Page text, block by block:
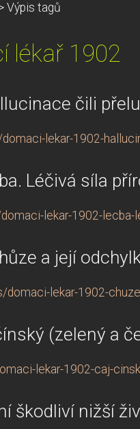
Výpis tagů
lékař 1902
čili
lekar-1902-
Léčivá síla
lekar-1902-lecba-
a její
lekar-1902-
(zelený a
lekar-1902-caj-
škodliví nižší